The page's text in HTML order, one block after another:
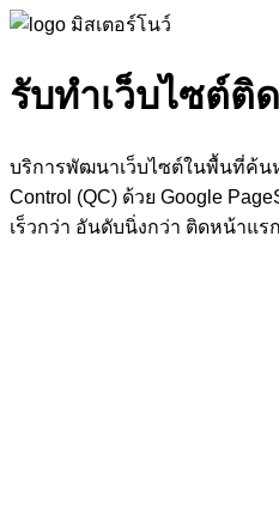
รับทำเว็บไซต์ติ
บริการพัฒนาเว็บไซต์ในพื้นที่ค้น
Control (QC) ด้วย Google
เร็วกว่า อันดับนิ่งกว่า ติดหน้าแร